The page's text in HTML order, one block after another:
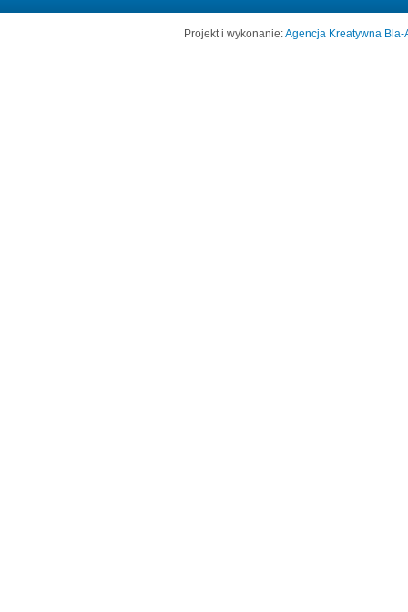
Projekt i wykonanie:Agencja Kreatywna Bla-